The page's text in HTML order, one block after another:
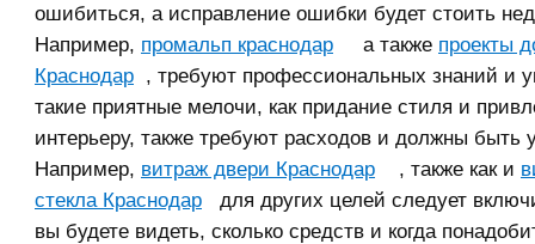
ошибиться, а исправление ошибки будет стоить
Например, промальп краснодар а также проекты
Краснодар , требуют профессиональных знаний и
такие приятные мелочи, как придание стиля и
интерьеру, также требуют расходов и должны быть
Например, витраж двери Краснодар , также как и
стекла Краснодар для других целей следует
вы будете видеть, сколько средств и когда